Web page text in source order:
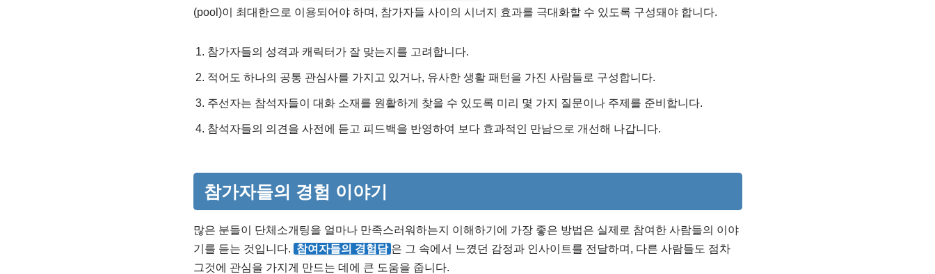
(pool)이 최대한으로 이용되어야 하며, 참가자들 사이의 시너지 효과를 극대화할 수 있도록 구성돼야 합니다.
참가자들의 성격과 캐릭터가 잘 맞는지를 고려합니다.
적어도 하나의 공통 관심사를 가지고 있거나, 유사한 생활 패턴을 가진 사람들로 구성합니다.
주선자는 참석자들이 대화 소재를 원활하게 찾을 수 있도록 미리 몇 가지 질문이나 주제를 준비합니다.
참석자들의 의견을 사전에 듣고 피드백을 반영하여 보다 효과적인 만남으로 개선해 나갑니다.
참가자들의 경험 이야기
많은 분들이 단체소개팅을 얼마나 만족스러워하는지 이해하기에 가장 좋은 방법은 실제로 참여한 사람들의 이야
기를 듣는 것입니다. 참여자들의 경험담 은 그 속에서 느꼈던 감정과 인사이트를 전달하며, 다른 사람들도 점차
그것에 관심을 가지게 만드는 데에 큰 도움을 줍니다.